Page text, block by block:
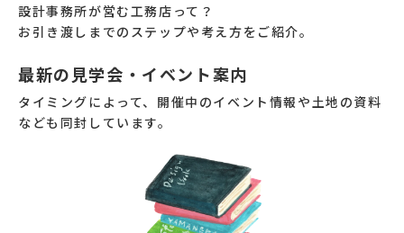
設計事務所が営む工務店って？
お引き渡しまでのステップや考え方をご紹介。
最新の見学会・イベント案内
タイミングによって、開催中のイベント情報や土地の資料
なども同封しています。